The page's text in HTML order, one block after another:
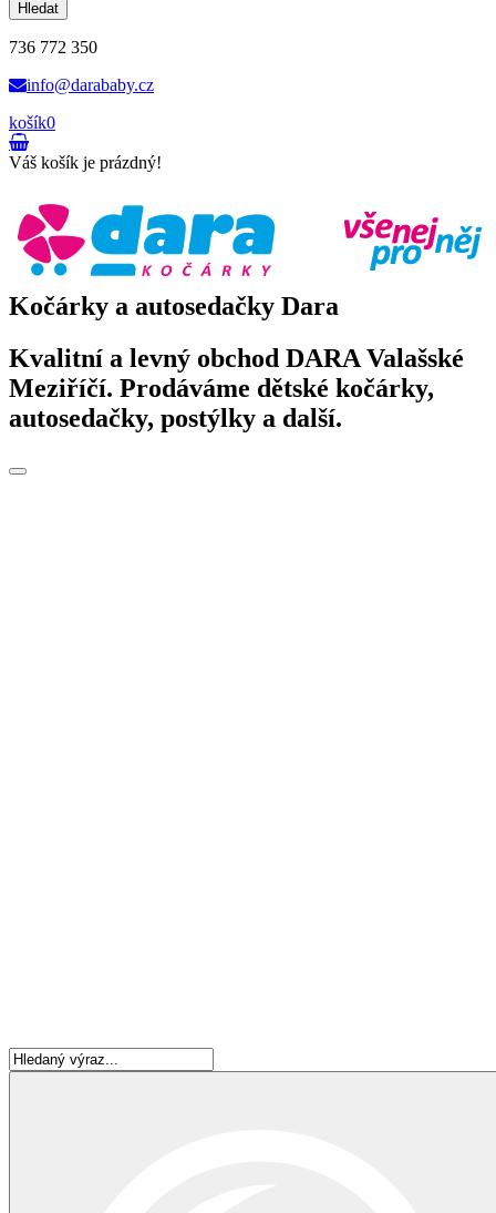
Hledat
736 772 350
info@darababy.cz
košík0
Váš košík je prázdný!
Kočárky a autosedačky Dara
Kvalitní a levný obchod DARA Valašské
Meziříčí. Prodáváme dětské kočárky,
autosedačky, postýlky a další.
Toggle